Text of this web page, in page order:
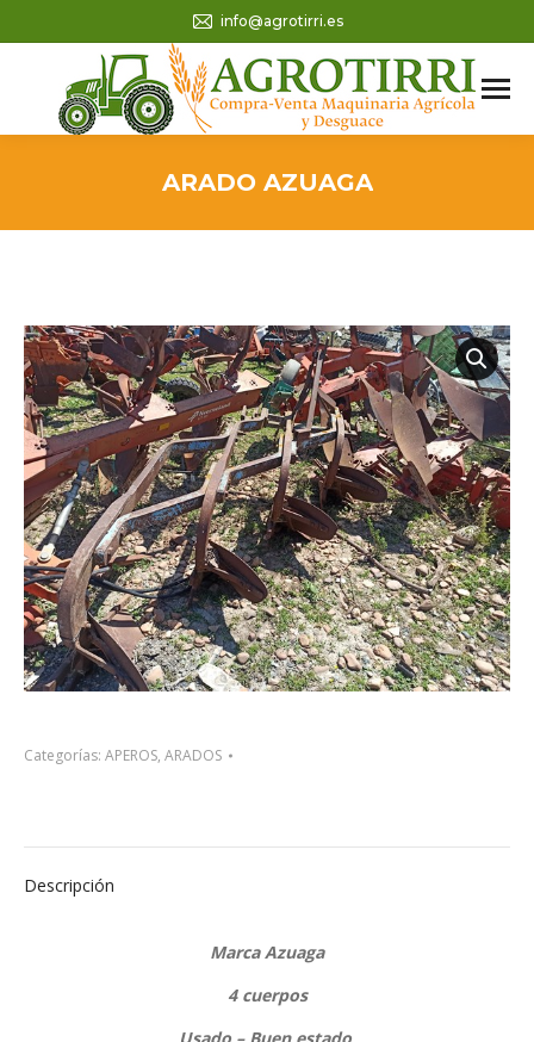
info@agrotirri.es
ARADO AZUAGA
Categorías: APEROS, ARADOS
Descripción
Marca Azuaga
4 cuerpos
Usado – Buen estado